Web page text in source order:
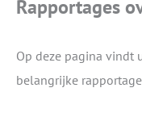
Rapportages
Op deze pagina vindt
belangrijke